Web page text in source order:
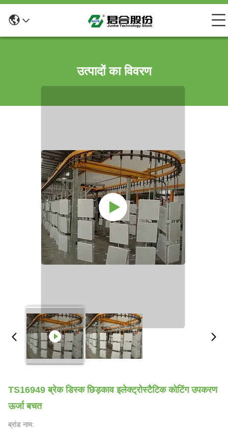
उत्पादों का विवरण
TS16949 ब्रेक डिस्क छिड़काव इलेक्ट्रोस्टैटिक कोटिंग उपकरण
ऊर्जा बचत
ब्रांड नाम: